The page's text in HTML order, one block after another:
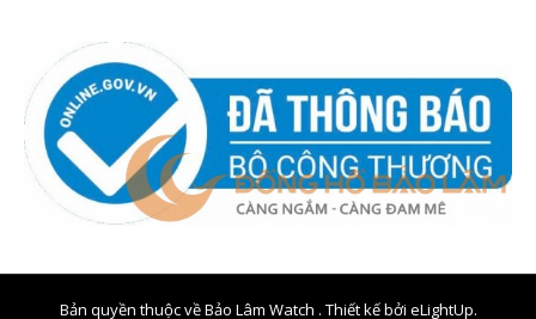
Bản quyền thuộc về Bảo Lâm Watch . Thiết kế bởi eLightUp.